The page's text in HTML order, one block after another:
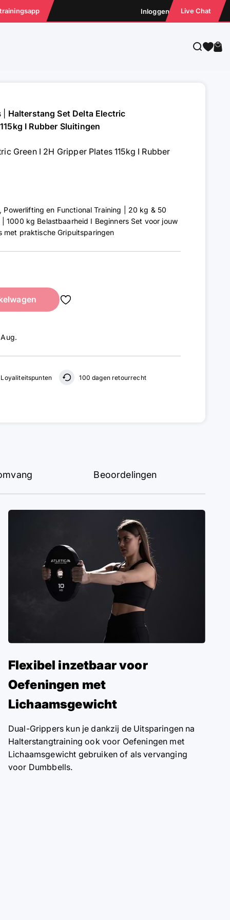
Inloggen Live Chat
Zoeken
Halterstang Set Delta Electric
I Rubber Sluitingen
Green I 2H Gripper Plates 115kg I Rubber
en Functional Training | 20 kg & 50
1000 kg Belastbaarheid I Beginners Set voor jouw
met praktische Gripuitsparingen
.
Loyaliteitspunten 100 dagen retourrecht
Flexibel inzetbaar voor
Oefeningen met
Lichaamsgewicht
Dual-Grippers kun je dankzij de Uitsparingen na
Halterstangtraining ook voor Oefeningen met
Lichaamsgewicht gebruiken of als vervanging
voor Dumbbells.
Beoordelingen